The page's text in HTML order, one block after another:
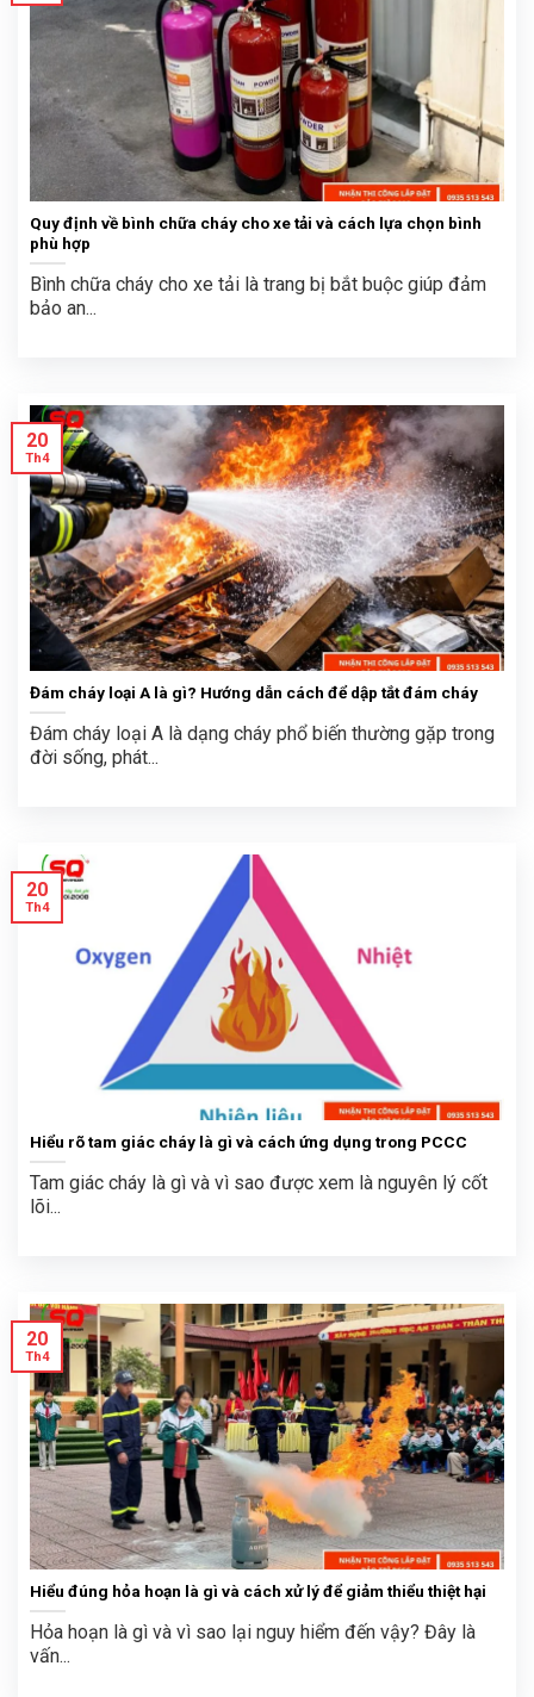
Quy định về bình chữa cháy cho xe tải và cách lựa chọn bình
phù hợp
Bình chữa cháy cho xe tải là trang bị bắt buộc giúp đảm
bảo an...
Đám cháy loại A là gì? Hướng dẫn cách để dập tắt đám cháy
Đám cháy loại A là dạng cháy phổ biến thường gặp trong
đời sống, phát...
20
Th4
Hiểu rõ tam giác cháy là gì và cách ứng dụng trong PCCC
Tam giác cháy là gì và vì sao được xem là nguyên lý cốt
lõi...
20
Th4
Hiểu đúng hỏa hoạn là gì và cách xử lý để giảm thiểu thiệt hại
Hỏa hoạn là gì và vì sao lại nguy hiểm đến vậy? Đây là
vấn...
20
Th4